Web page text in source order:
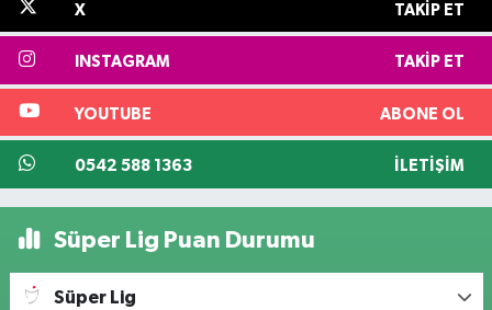
X TAKIP ET
INSTAGRAM TAKIP ET
YOUTUBE ABONE OL
0542 588 1363 İLETIŞIM
Süper Lig Puan Durumu
Süper Lig